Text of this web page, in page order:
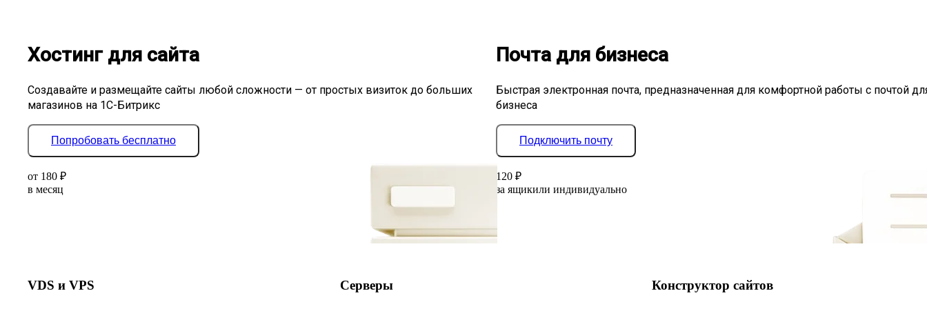
Хостинг для сайта
Создавайте и размещайте сайты любой сложности — от простых визиток до больших
магазинов на 1С-Битрикс
Попробовать бесплатно
от 180 ₽
в месяц
Почта для бизнеса
Быстрая электронная почта, предназначенная для комфортной работы с почтой
бизнеса
Подключить почту
120 ₽
за ящикили индивидуально
VDS и VPS Серверы Конструктор сайтов